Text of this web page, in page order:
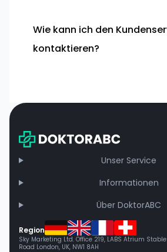
Wie kann ich den
kontaktieren?
Unser Service
Informationen
Über DoktorABC
Region
Sky Marketing Ltd. Office 219, LABS Atrium
Road London, UK, NW1 8AH